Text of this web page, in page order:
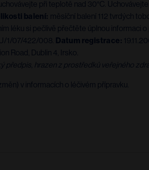
při teplotě nad 30°C.
balení: měsíční balení 112 tvrdých
léku si pečlivě přečtěte úplnou informaci o
1/07/422/008. Datum registrace:
Road, Dublin 4, Irsko.
předpis, hrazen z prostředků veřejného
v informacích o léčivém přípravku.